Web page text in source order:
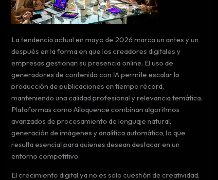
La tendencia actual en mayo de 2026 marca un antes y un
después en la forma en que los creadores digitales y
empresas gestionan su presencia online. El uso de
generadores de contenido con IA permite escalar la
producción de publicaciones en tiempo récord,
manteniendo una calidad profesional y relevancia temática.
Plataformas como Ailoquence combinan algoritmos
avanzados de procesamiento de lenguaje natural,
generación de imágenes y analítica automática, lo que
resulta esencial para quienes desean destacar en un
entorno competitivo.
El crecimiento digital ya no es solo cuestión de creatividad,